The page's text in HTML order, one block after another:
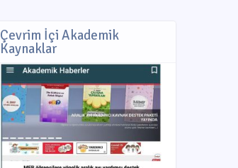
Çevrim İçi Akademik
Kaynaklar